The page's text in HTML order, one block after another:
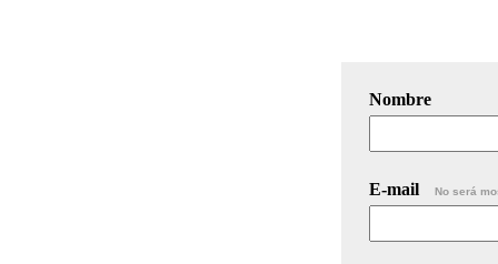
Nombre
E-mail No será